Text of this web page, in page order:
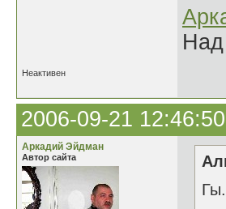
Неактивен
2006-09-21 12:46:50
Аркадий Эйдман
Автор сайта